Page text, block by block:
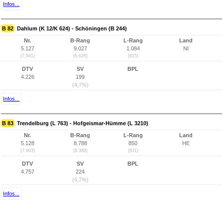
Infos...
B 82 Dahlum (K 12/K 624) - Schöningen (B 244)
Nr.
5.127
(7.941)
B-Rang
9.027
(6.626)
L-Rang
1.084
(815)
Land
NI
DTV
4.226
SV
199
(4,7%)
BPL
Infos...
B 83 Trendelburg (L 763) - Hofgeismar-Hümme (L 3210)
Nr.
5.128
(7.963)
B-Rang
8.788
(6.388)
L-Rang
850
(831)
Land
HE
DTV
4.757
SV
224
(4,7%)
BPL
Infos...